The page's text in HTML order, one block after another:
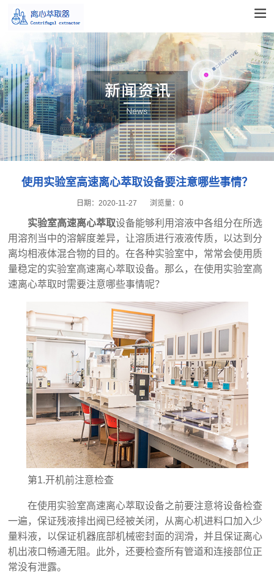
使用实验室高速离心萃取‍设备要注意哪些事情？
2020-11-27
日期： 浏览量：0
实验室高速离心萃取‍设备能够利用溶液中各组分在所选
用溶剂当中的溶解度差异，让溶质进行液液传质，以达到分
离均相液体混合物的目的。在各种实验室中，常常会使用质
量稳定的实验室高速离心萃取‍设备。那么，在使用实验室高
速离心萃取‍时需要注意哪些事情呢？
第1.开机前注意检查
在使用实验室高速离心萃取‍设备之前要注意将设备检查
一遍，保证残液排出阀已经被关闭，从离心机进料口加入少
量料液，以保证机器底部机械密封面的润滑，并且保证离心
机出液口畅通无阻。此外，还要检查所有管道和连接部位正
常没有泄露。